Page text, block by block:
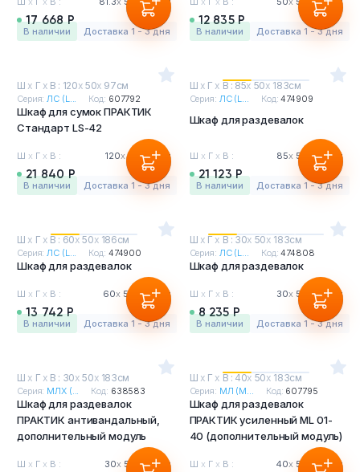
17 668 Р
в наличии Доставка 1 - 3 дня
12 835 Р
в наличии Доставка 1 - 3 дня
Ш х Г х В : 120х 50х 97см
Серия:ЛС (L... Код: 607792
Шкаф для сумок ПРАКТИК
Стандарт LS-42
Ш х Г х В : 120х50 х97см
21 840 Р
в наличии Доставка 1 - 3 дня
Ш х Г х В : 85х 50х 183см
Серия: ЛС (L... Код:474909
Шкаф для раздевалок
Ш х Г х В : 85х 50 х183см
21 123 Р
в наличии Доставка 1 - 3 дня
Ш х Г х В : 60х 50х 186см
Серия:ЛС (L... Код: 474900
Шкаф для раздевалок
Ш х Г х В : 60х50 186см
13 742 Р
в наличии Доставка 1 - 3 дня
Ш х Г х В : 30х 50х 183см
Серия: ЛС (L... Код:474808
Шкаф для раздевалок
Ш х Г х В : 30х 50 х183см
8 235 Р
в наличии Доставка 1 - 3 дня
Ш х Г х В : 30х 50х 183см
Серия: МЛХ (... Код: 638583
Шкаф для раздевалок
ПРАКТИК антивандальный,
дополнительный модуль
Ш х Г х В : 30х50 х183см
Ш х Г х В : 40х 50х 183см
Серия: МЛ (M... Код: 607795
Шкаф для раздевалок
ПРАКТИК усиленный ML 01-
40 (дополнительный модуль)
Ш х Г х В : 40х 50 х183см